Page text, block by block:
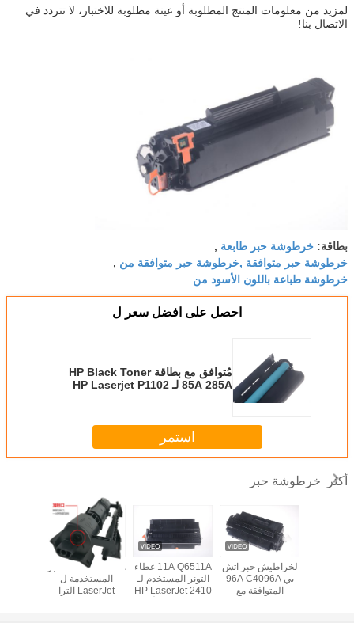
لمزيد من معلومات المنتج المطلوبة أو عينة مطلوبة للاختبار، لا تتردد في
الاتصال بنا!
بطاقة: خرطوشة حبر طابعة ,
خرطوشة حبر متوافقة ,خرطوشة حبر متوافقة من ,
خرطوشة طباعة باللون الأسود من
احصل على افضل سعر ل
مُتوافق مع بطاقة HP Black Toner
85A 285A لـ HP Laserjet P1102
استمر
أكثر خرطوشة حبر
المستخدمة ل
LaserJet الترا
11A Q6511A غطاء
التونر المستخدم لـ
HP LaserJet 2410
لخراطيش حبر اتش
بي 96A C4096A
المتوافقة مع